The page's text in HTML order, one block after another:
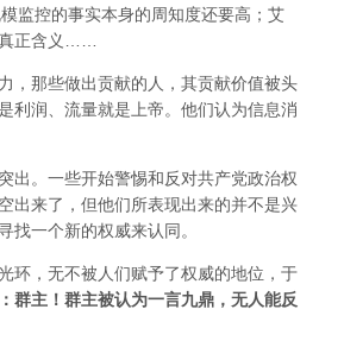
监控的事实本身的周知度还要高；艾
正含义……
，那些做出贡献的人，其贡献价值被头
利润、流量就是上帝。他们认为信息消
出。一些开始警惕和反对共产党政治权
来了，但他们所表现出来的并不是兴
找一个新的权威来认同。
环，无不被人们赋予了权威的地位，于
群主！群主被认为一言九鼎，无人能反